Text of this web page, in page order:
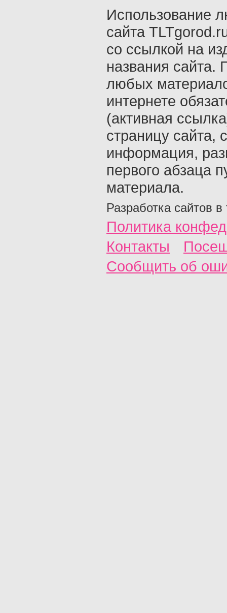
Использование
сайта
со ссылкой на
названия сайта.
любых
интернете
(активная
страницу сайта,
информация,
первого абзаца
материала.
Разработка сайтов в
Политика
Контакты
Сообщить об